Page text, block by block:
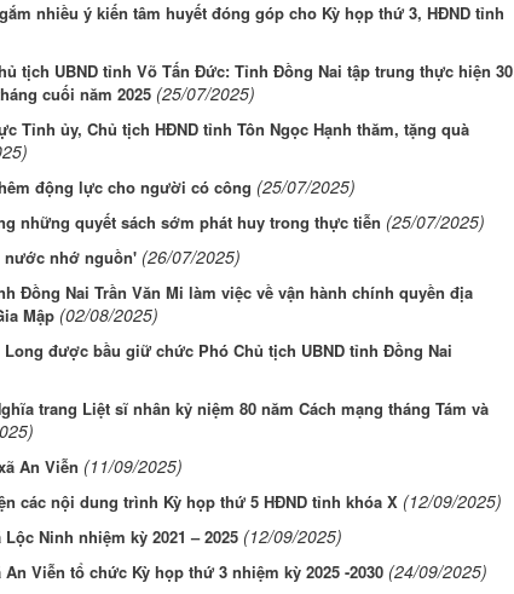
nhiều ý kiến tâm huyết đóng góp cho Kỳ họp thứ 3, HĐND tỉnh
tịch UBND tỉnh Võ Tấn Đức: Tỉnh Đồng Nai tập trung thực hiện 30
cuối năm 2025 (25/07/2025)
Tỉnh ủy, Chủ tịch HĐND tỉnh Tôn Ngọc Hạnh thăm, tặng quà
động lực cho người có công (25/07/2025)
những quyết sách sớm phát huy trong thực tiễn (25/07/2025)
nước nhớ nguồn' (26/07/2025)
Đồng Nai Trần Văn Mi làm việc về vận hành chính quyền địa
Mập (02/08/2025)
được bầu giữ chức Phó Chủ tịch UBND tỉnh Đồng Nai
trang Liệt sĩ nhân kỷ niệm 80 năm Cách mạng tháng Tám và
An Viễn (11/09/2025)
các nội dung trình Kỳ họp thứ 5 HĐND tỉnh khóa X (12/09/2025)
Ninh nhiệm kỳ 2021 – 2025 (12/09/2025)
Viễn tổ chức Kỳ họp thứ 3 nhiệm kỳ 2025 -2030 (24/09/2025)